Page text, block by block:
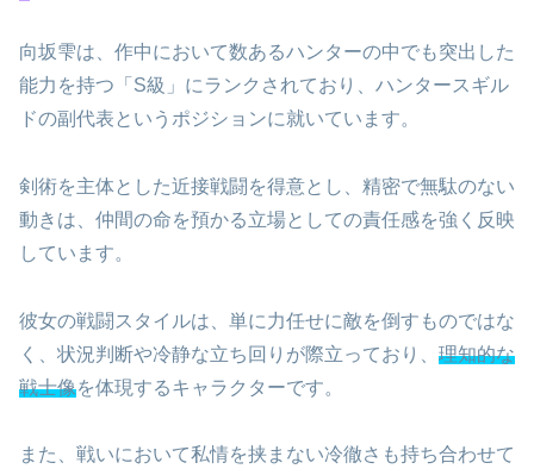
向坂雫は、作中において数あるハンターの中でも突出した
能力を持つ「S級」にランクされており、ハンタースギル
ドの副代表というポジションに就いています。
剣術を主体とした近接戦闘を得意とし、精密で無駄のない
動きは、仲間の命を預かる立場としての責任感を強く反映
しています。
彼女の戦闘スタイルは、単に力任せに敵を倒すものではな
く、状況判断や冷静な立ち回りが際立っており、 理知的な
戦士像を体現するキャラクターです。
また、戦いにおいて私情を挟まない冷徹さも持ち合わせて